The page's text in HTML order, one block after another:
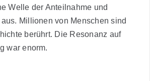
Welle der Anteilnahme und
Millionen von Menschen sind
berührt. Die Resonanz auf
war enorm.